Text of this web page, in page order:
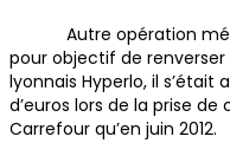
Autre opération
pour objectif de renverser
lyonnais Hyperlo, il
d’euros lors de la prise
Carrefour qu’en juin 2012.